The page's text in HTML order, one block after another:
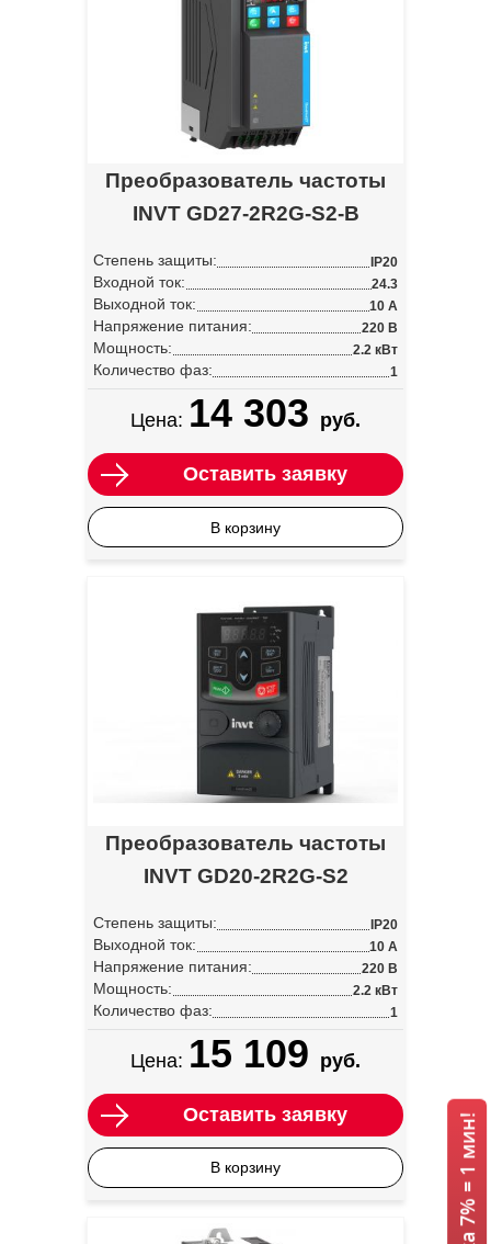
Преобразователь частоты
INVT GD27-2R2G-S2-B
Степень защиты: IP20
Входной ток: 24.3
Выходной ток: 10 А
Напряжение питания: 220 В
Мощность: 2.2 кВт
Количество фаз: 1
Цена: 14 303 руб.
Оставить заявку
В корзину
Преобразователь частоты
INVT GD20-2R2G-S2
Степень защиты: IP20
Выходной ток: 10 А
Напряжение питания: 220 В
Мощность: 2.2 кВт
Количество фаз: 1
Цена: 15 109 руб.
Оставить заявку
В корзину